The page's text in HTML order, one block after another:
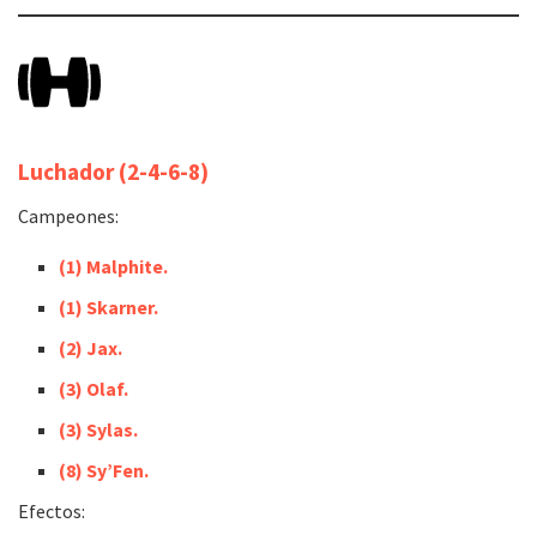
Luchador (2-4-6-8)
Campeones:
(1) Malphite.
(1) Skarner.
(2) Jax.
(3) Olaf.
(3) Sylas.
(8) Sy’Fen.
Efectos: